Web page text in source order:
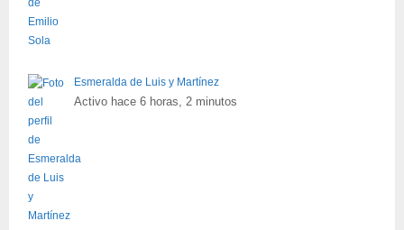
Esmeralda de Luis y Martínez
Activo hace 6 horas, 2 minutos